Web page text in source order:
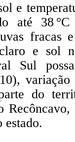
e
até 38
fracas
e sol
Sul
do
estado.